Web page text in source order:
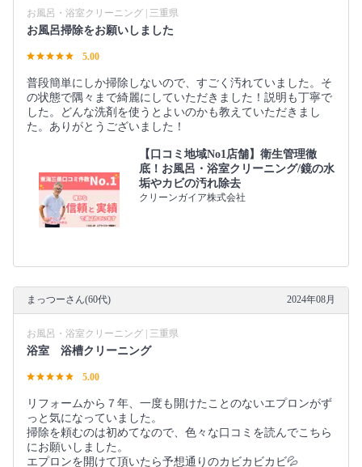
お風呂・浴室クリーニング | 三重県
お風呂掃除をお願いしました
5.00
普段簡単にしか掃除しないので、すごく汚れていました。そ
の状態で隅々まで綺麗にしていただきました！説明も丁寧で
した。どんな洗剤を使うとよいのかも教えていただきまし
た。ありがとうございました！
【口コミ地域No1店舗】衛生管理徹
底！お風呂・浴室クリーニング/鏡の水
垢やカビの汚れ除去
クリーンガイア株式会社
まっつーさん(60代) 2024年08月
お風呂・浴室クリーニング | 三重県
浴室 浴槽クリーニング
5.00
リフォームから７年、一度も開けたことのないエプロンがず
っと気になっていました。
掃除を頼むのは初めてなので、色々な口コミを読んでこちら
にお願いしました。
エプロンを開けて頂いたら予想通りのカビカビカビ💦